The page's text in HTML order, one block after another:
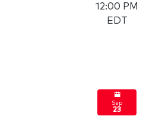
12:00 PM
EDT
Sep
23